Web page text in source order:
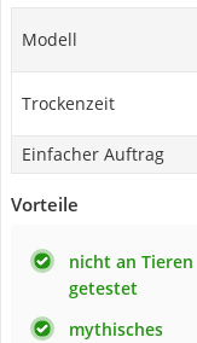
Modell
Trockenzeit
Einfacher Auftrag
Vorteile
nicht an Tieren
getestet
mythisches